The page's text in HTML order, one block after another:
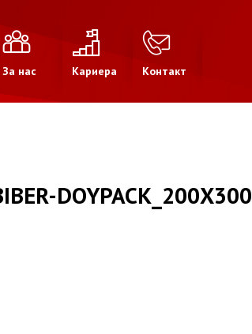
За нас Кариера Контакт
DOYPACK_200X300